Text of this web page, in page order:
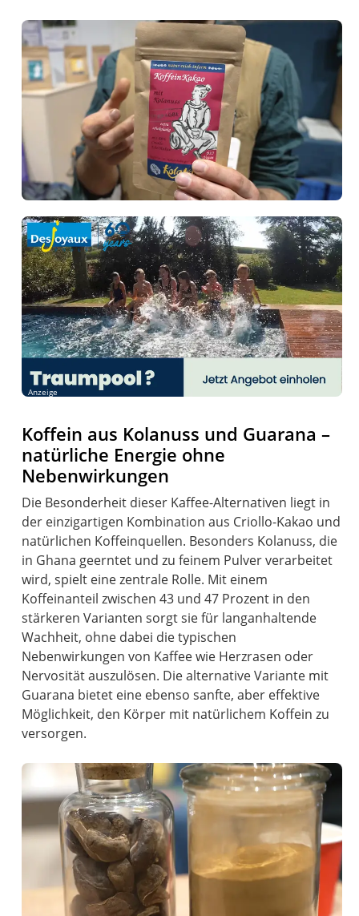
Anzeige
Koffein aus Kolanuss und Guarana –
natürliche Energie ohne
Nebenwirkungen
Die Besonderheit dieser Kaffee-Alternativen liegt in
der einzigartigen Kombination aus Criollo-Kakao und
natürlichen Koffeinquellen. Besonders Kolanuss, die
in Ghana geerntet und zu feinem Pulver verarbeitet
wird, spielt eine zentrale Rolle. Mit einem
Koffeinanteil zwischen 43 und 47 Prozent in den
stärkeren Varianten sorgt sie für langanhaltende
Wachheit, ohne dabei die typischen
Nebenwirkungen von Kaffee wie Herzrasen oder
Nervosität auszulösen. Die alternative Variante mit
Guarana bietet eine ebenso sanfte, aber effektive
Möglichkeit, den Körper mit natürlichem Koffein zu
versorgen.